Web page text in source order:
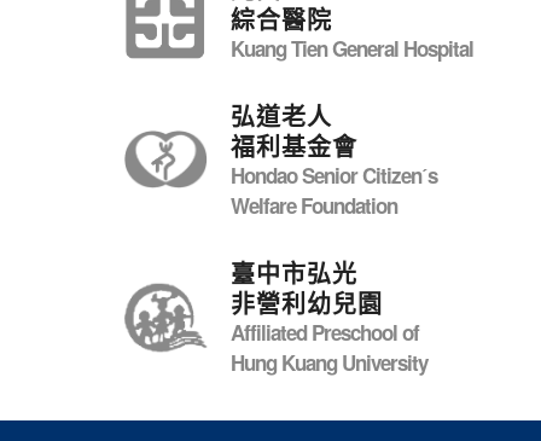
綜合醫院
Kuang Tien General Hospital
弘道老人
福利基金會
Hondao Senior Citizenˊs
Welfare Foundation
臺中市弘光
非營利幼兒園
Affiliated Preschool of
Hung Kuang University